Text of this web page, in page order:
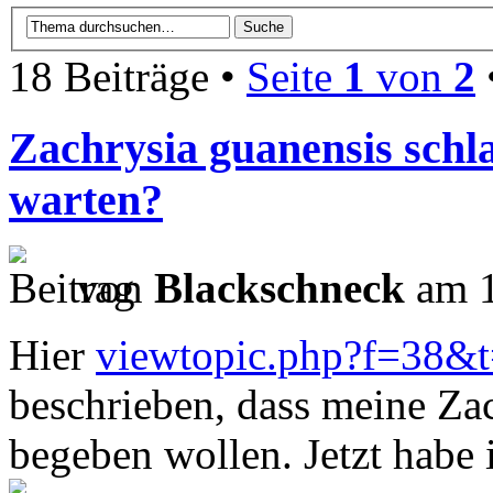
18 Beiträge • Seite 1 von 2
Zachrysia guanensis
warten?
von Blackschneck am
Hier
beschrieben, dass meine
begeben wollen. Jetzt